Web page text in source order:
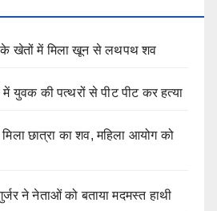
के खेतों में मिला खून से लथपथ शव
में युवक की पत्थरों से पीट पीट कर हत्या
छात्रा का शव, महिला आयोग को
ने नेताओं को बताया मदमस्त हाथी